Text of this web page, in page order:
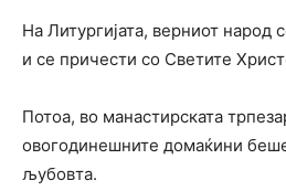
На Литургијата, верниот народ
и се причести со Светите
Потоа, во манастирската
овогодинешните домаќини
љубовта.